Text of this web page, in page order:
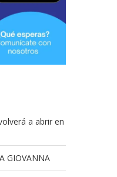
a abrir en
GIOVANNA